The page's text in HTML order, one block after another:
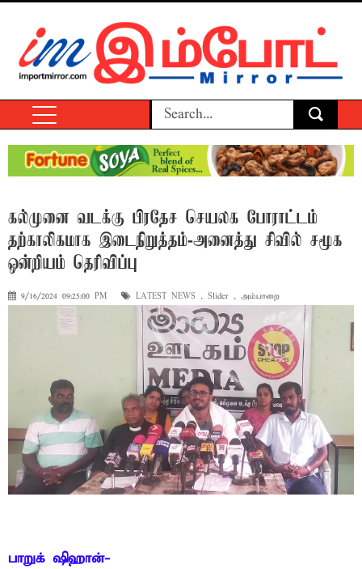
கல்முனை வடக்கு பிரதேச செயலக போராட்டம்
தற்காலிகமாக இடைநிறுத்தம்-அனைத்து சிவில் சமூக
ஒன்றியம் தெரிவிப்பு
9/16/2024 09:25:00 PM LATEST NEWS , Slider , அம்பாறை
பாறுக் ஷிஹான்-